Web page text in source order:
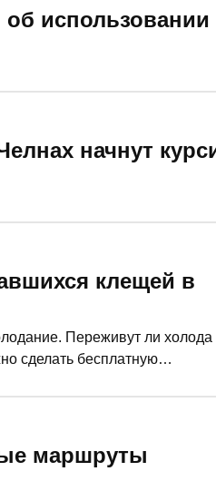
использовании
начнут
клещей в
Переживут ли холода
сделать бесплатную
маршруты